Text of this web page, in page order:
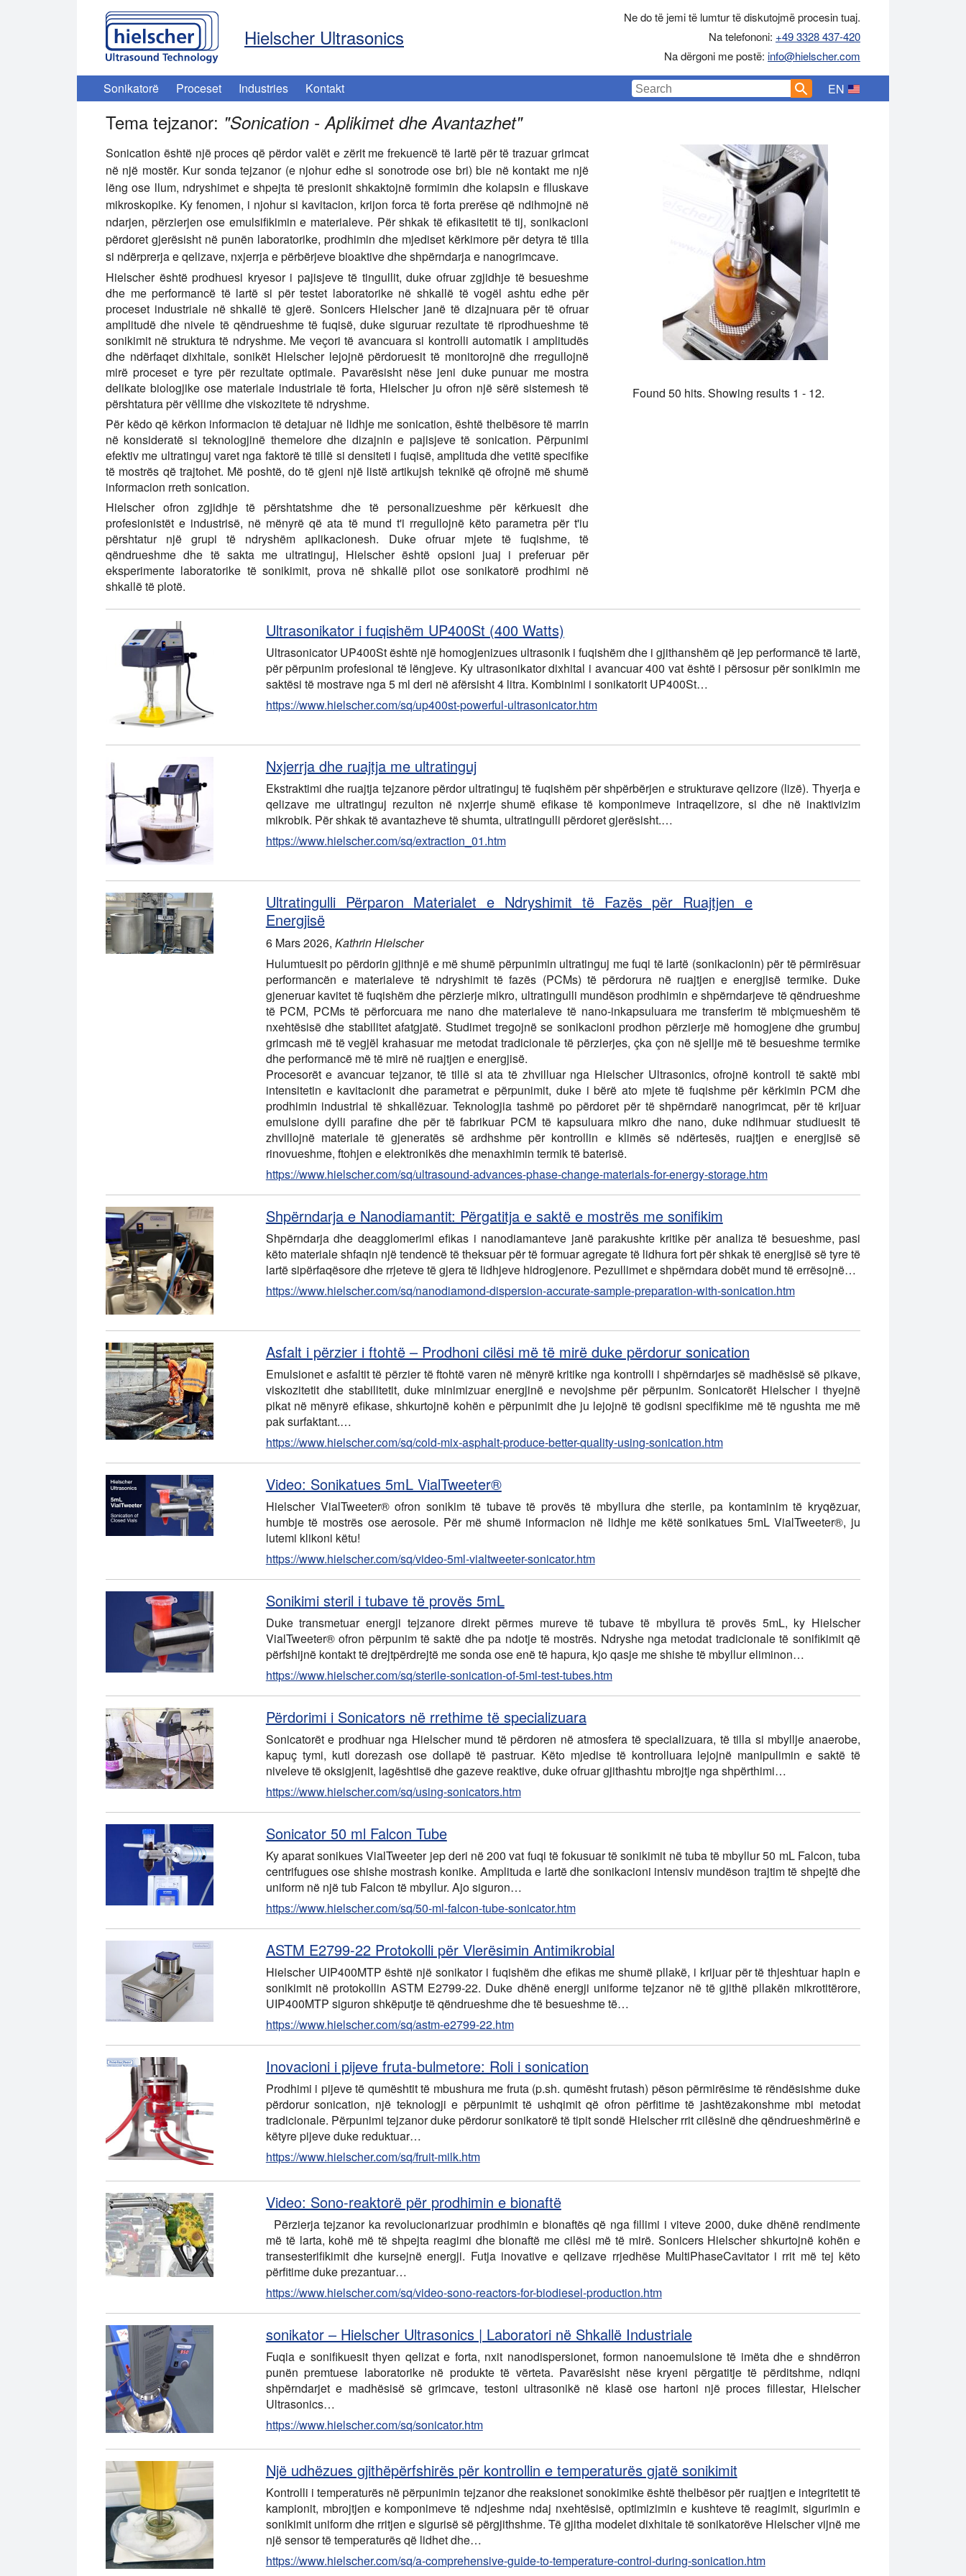
Hielscher Ultrasonics
Ne do të jemi të lumtur të diskutojmë procesin tuaj.
Na telefononi: +49 3328 437-420
Na dërgoni me postë: info@hielscher.com
Sonikatorë Proceset Industries Kontakt EN
Tema tejzanor: "Sonication - Aplikimet dhe Avantazhet"
Sonication është një proces që përdor valët e zërit me frekuencë të lartë për të trazuar grimcat
në një mostër. Kur sonda tejzanor (e njohur edhe si sonotrode ose bri) bie në kontakt me një
lëng ose llum, ndryshimet e shpejta të presionit shkaktojnë formimin dhe kolapsin e flluskave
mikroskopike. Ky fenomen, i njohur si kavitacion, krijon forca të forta prerëse që ndihmojnë në
ndarjen, përzierjen ose emulsifikimin e materialeve. Për shkak të efikasitetit të tij, sonikacioni
përdoret gjerësisht në punën laboratorike, prodhimin dhe mjediset kërkimore për detyra të tilla
si ndërprerja e qelizave, nxjerrja e përbërjeve bioaktive dhe shpërndarja e nanogrimcave.
Hielscher është prodhuesi kryesor i pajisjeve të tingullit, duke ofruar zgjidhje të besueshme
dhe me performancë të lartë si për testet laboratorike në shkallë të vogël ashtu edhe për
proceset industriale në shkallë të gjerë. Sonicers Hielscher janë të dizajnuara për të ofruar
amplitudë dhe nivele të qëndrueshme të fuqisë, duke siguruar rezultate të riprodhueshme të
sonikimit në struktura të ndryshme. Me veçori të avancuara si kontrolli automatik i amplitudës
dhe ndërfaqet dixhitale, sonikët Hielscher lejojnë përdoruesit të monitorojnë dhe rregullojnë
mirë proceset e tyre për rezultate optimale. Pavarësisht nëse jeni duke punuar me mostra
delikate biologjike ose materiale industriale të forta, Hielscher ju ofron një sërë sistemesh të
përshtatura për vëllime dhe viskozitete të ndryshme.
Për këdo që kërkon informacion të detajuar në lidhje me sonication, është thelbësore të marrin
në konsideratë si teknologjinë themelore dhe dizajnin e pajisjeve të sonication. Përpunimi
efektiv me ultratinguj varet nga faktorë të tillë si densiteti i fuqisë, amplituda dhe vetitë specifike
të mostrës që trajtohet. Më poshtë, do të gjeni një listë artikujsh teknikë që ofrojnë më shumë
informacion rreth sonication.
Hielscher ofron zgjidhje të përshtatshme dhe të personalizueshme për kërkuesit dhe
profesionistët e industrisë, në mënyrë që ata të mund t'i rregullojnë këto parametra për t'iu
përshtatur një grupi të ndryshëm aplikacionesh. Duke ofruar mjete të fuqishme, të
qëndrueshme dhe të sakta me ultratinguj, Hielscher është opsioni juaj i preferuar për
eksperimente laboratorike të sonikimit, prova në shkallë pilot ose sonikatorë prodhimi në
shkallë të plotë.
Found 50 hits. Showing results 1 - 12.
Ultrasonikator i fuqishëm UP400St (400 Watts)
Ultrasonicator UP400St është një homogjenizues ultrasonik i fuqishëm dhe i gjithanshëm që jep performancë të lartë,
për përpunim profesional të lëngjeve. Ky ultrasonikator dixhital i avancuar 400 vat është i përsosur për sonikimin me
saktësi të mostrave nga 5 ml deri në afërsisht 4 litra. Kombinimi i sonikatorit UP400St…
https://www.hielscher.com/sq/up400st-powerful-ultrasonicator.htm
Nxjerrja dhe ruajtja me ultratinguj
Ekstraktimi dhe ruajtja tejzanore përdor ultratinguj të fuqishëm për shpërbërjen e strukturave qelizore (lizë). Thyerja e
qelizave me ultratinguj rezulton në nxjerrje shumë efikase të komponimeve intraqelizore, si dhe në inaktivizim
mikrobik. Për shkak të avantazheve të shumta, ultratingulli përdoret gjerësisht.…
https://www.hielscher.com/sq/extraction_01.htm
Ultratingulli Përparon Materialet e Ndryshimit të Fazës për Ruajtjen e
Energjisë
6 Mars 2026, Kathrin Hielscher
Hulumtuesit po përdorin gjithnjë e më shumë përpunimin ultratinguj me fuqi të lartë (sonikacionin) për të përmirësuar
performancën e materialeve të ndryshimit të fazës (PCMs) të përdorura në ruajtjen e energjisë termike. Duke
gjeneruar kavitet të fuqishëm dhe përzierje mikro, ultratingulli mundëson prodhimin e shpërndarjeve të qëndrueshme
të PCM, PCMs të përforcuara me nano dhe materialeve të nano-inkapsuluara me transferim të mbiçmueshëm të
nxehtësisë dhe stabilitet afatgjatë. Studimet tregojnë se sonikacioni prodhon përzierje më homogjene dhe grumbuj
grimcash më të vegjël krahasuar me metodat tradicionale të përzierjes, çka çon në sjellje më të besueshme termike
dhe performancë më të mirë në ruajtjen e energjisë.
Procesorët e avancuar tejzanor, të tillë si ata të zhvilluar nga Hielscher Ultrasonics, ofrojnë kontroll të saktë mbi
intensitetin e kavitacionit dhe parametrat e përpunimit, duke i bërë ato mjete të fuqishme për kërkimin PCM dhe
prodhimin industrial të shkallëzuar. Teknologjia tashmë po përdoret për të shpërndarë nanogrimcat, për të krijuar
emulsione dylli parafine dhe për të fabrikuar PCM të kapsuluara mikro dhe nano, duke ndihmuar studiuesit të
zhvillojnë materiale të gjeneratës së ardhshme për kontrollin e klimës së ndërtesës, ruajtjen e energjisë së
rinovueshme, ftohjen e elektronikës dhe menaxhimin termik të baterisë.
https://www.hielscher.com/sq/ultrasound-advances-phase-change-materials-for-energy-storage.htm
Shpërndarja e Nanodiamantit: Përgatitja e saktë e mostrës me sonifikim
Shpërndarja dhe deagglomerimi efikas i nanodiamanteve janë parakushte kritike për analiza të besueshme, pasi
këto materiale shfaqin një tendencë të theksuar për të formuar agregate të lidhura fort për shkak të energjisë së tyre të
lartë sipërfaqësore dhe rrjeteve të gjera të lidhjeve hidrogjenore. Pezullimet e shpërndara dobët mund të errësojnë…
https://www.hielscher.com/sq/nanodiamond-dispersion-accurate-sample-preparation-with-sonication.htm
Asfalt i përzier i ftohtë – Prodhoni cilësi më të mirë duke përdorur sonication
Emulsionet e asfaltit të përzier të ftohtë varen në mënyrë kritike nga kontrolli i shpërndarjes së madhësisë së pikave,
viskozitetit dhe stabilitetit, duke minimizuar energjinë e nevojshme për përpunim. Sonicatorët Hielscher i thyejnë
pikat në mënyrë efikase, shkurtojnë kohën e përpunimit dhe ju lejojnë të godisni specifikime më të ngushta me më
pak surfaktant.…
https://www.hielscher.com/sq/cold-mix-asphalt-produce-better-quality-using-sonication.htm
Video: Sonikatues 5mL VialTweeter®
Hielscher VialTweeter® ofron sonikim të tubave të provës të mbyllura dhe sterile, pa kontaminim të kryqëzuar,
humbje të mostrës ose aerosole. Për më shumë informacion në lidhje me këtë sonikatues 5mL VialTweeter®, ju
lutemi klikoni këtu!
https://www.hielscher.com/sq/video-5ml-vialtweeter-sonicator.htm
Sonikimi steril i tubave të provës 5mL
Duke transmetuar energji tejzanore direkt përmes mureve të tubave të mbyllura të provës 5mL, ky Hielscher
VialTweeter® ofron përpunim të saktë dhe pa ndotje të mostrës. Ndryshe nga metodat tradicionale të sonifikimit që
përfshijnë kontakt të drejtpërdrejtë me sonda ose enë të hapura, kjo qasje me shishe të mbyllur eliminon…
https://www.hielscher.com/sq/sterile-sonication-of-5ml-test-tubes.htm
Përdorimi i Sonicators në rrethime të specializuara
Sonicatorët e prodhuar nga Hielscher mund të përdoren në atmosfera të specializuara, të tilla si mbyllje anaerobe,
kapuç tymi, kuti dorezash ose dollapë të pastruar. Këto mjedise të kontrolluara lejojnë manipulimin e saktë të
niveleve të oksigjenit, lagështisë dhe gazeve reaktive, duke ofruar gjithashtu mbrojtje nga shpërthimi…
https://www.hielscher.com/sq/using-sonicators.htm
Sonicator 50 ml Falcon Tube
Ky aparat sonikues VialTweeter jep deri në 200 vat fuqi të fokusuar të sonikimit në tuba të mbyllur 50 mL Falcon, tuba
centrifugues ose shishe mostrash konike. Amplituda e lartë dhe sonikacioni intensiv mundëson trajtim të shpejtë dhe
uniform në një tub Falcon të mbyllur. Ajo siguron…
https://www.hielscher.com/sq/50-ml-falcon-tube-sonicator.htm
ASTM E2799-22 Protokolli për Vlerësimin Antimikrobial
Hielscher UIP400MTP është një sonikator i fuqishëm dhe efikas me shumë pllakë, i krijuar për të thjeshtuar hapin e
sonikimit në protokollin ASTM E2799-22. Duke dhënë energji uniforme tejzanor në të gjithë pllakën mikrotitërore,
UIP400MTP siguron shkëputje të qëndrueshme dhe të besueshme të…
https://www.hielscher.com/sq/astm-e2799-22.htm
Inovacioni i pijeve fruta-bulmetore: Roli i sonication
Prodhimi i pijeve të qumështit të mbushura me fruta (p.sh. qumësht frutash) pëson përmirësime të rëndësishme duke
përdorur sonication, një teknologji e përpunimit të ushqimit që ofron përfitime të jashtëzakonshme mbi metodat
tradicionale. Përpunimi tejzanor duke përdorur sonikatorë të tipit sondë Hielscher rrit cilësinë dhe qëndrueshmërinë e
këtyre pijeve duke reduktuar…
https://www.hielscher.com/sq/fruit-milk.htm
Video: Sono-reaktorë për prodhimin e bionaftë
Përzierja tejzanor ka revolucionarizuar prodhimin e bionaftës që nga fillimi i viteve 2000, duke dhënë rendimente
më të larta, kohë më të shpejta reagimi dhe bionaftë me cilësi më të mirë. Sonicers Hielscher shkurtojnë kohën e
transesterifikimit dhe kursejnë energji. Futja inovative e qelizave rrjedhëse MultiPhaseCavitator i rrit më tej këto
përfitime duke prezantuar…
https://www.hielscher.com/sq/video-sono-reactors-for-biodiesel-production.htm
sonikator – Hielscher Ultrasonics | Laboratori në Shkallë Industriale
Fuqia e sonifikuesit thyen qelizat e forta, nxit nanodispersionet, formon nanoemulsione të imëta dhe e shndërron
punën premtuese laboratorike në produkte të vërteta. Pavarësisht nëse kryeni përgatitje të përditshme, ndiqni
shpërndarjet e madhësisë së grimcave, testoni ultrasonikë në klasë ose hartoni një proces fillestar, Hielscher
Ultrasonics…
https://www.hielscher.com/sq/sonicator.htm
Një udhëzues gjithëpërfshirës për kontrollin e temperaturës gjatë sonikimit
Kontrolli i temperaturës në përpunimin tejzanor dhe reaksionet sonokimike është thelbësor për ruajtjen e integritetit të
kampionit, mbrojtjen e komponimeve të ndjeshme ndaj nxehtësisë, optimizimin e kushteve të reagimit, sigurimin e
sonikimit uniform dhe rritjen e sigurisë së përgjithshme. Të gjitha modelet dixhitale të sonikatorëve Hielscher vijnë me
një sensor të temperaturës që lidhet dhe…
https://www.hielscher.com/sq/a-comprehensive-guide-to-temperature-control-during-sonication.htm